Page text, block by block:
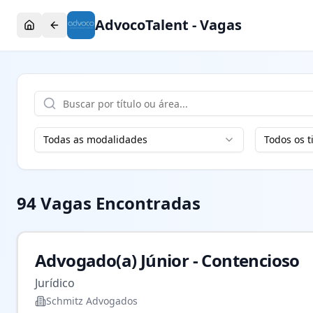
AdvocoTalent - Vagas
Todas as modalidades Todos os
94Vagas Encontradas
Advogado(a) Júnior - Contencioso
Jurídico
Schmitz Advogados